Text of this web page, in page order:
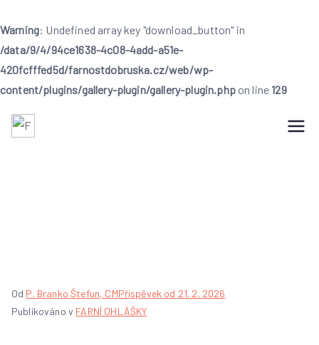
Warning: Undefined array key "download_button" in
/data/9/4/94ce1638-4c08-4add-a51e-
420fcfffed5d/farnostdobruska.cz/web/wp-
content/plugins/gallery-plugin/gallery-plugin.phpon line 129
Od P. Branko Štefun, CMPříspěvek od 21. 2. 2026
Publikováno v FARNÍ OHLÁŠKY